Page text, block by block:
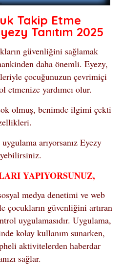
Takip Etme
Tanıtım 2025
güvenliğini sağlamak
daha önemli. Eyezy,
çocuğunuzun çevrimiçi
yardımcı olur.
olmuş, benimde ilgimi çekti
arıyorsanız Eyezy
YAPIYORSUNUZ,
medya denetimi ve web
güvenliğini artıran
uygulamasıdır. Uygulama,
kolay kullanım sunarken,
aktivitelerden haberdar
sağlar.